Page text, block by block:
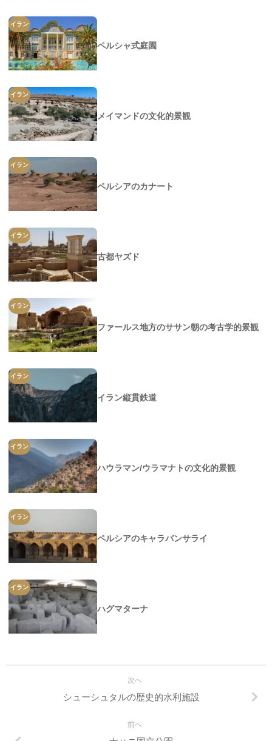
イラン
ペルシャ式庭園
イラン
メイマンドの文化的景観
イラン
ペルシアのカナート
イラン
古都ヤズド
イラン
ファールス地方のササン朝の考古学的景観
イラン
イラン縦貫鉄道
イラン
ハウラマン/ウラマナトの文化的景観
イラン
ペルシアのキャラバンサライ
イラン
ハグマターナ
次へ
シューシュタルの歴史的水利施設
前へ